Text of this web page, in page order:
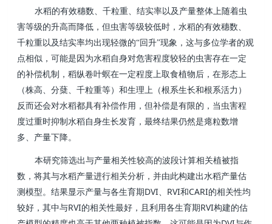
水稻的有效穗数、千粒重、结实率以及产量整体上随着虫
害等级的升高而降低，但虫害等级较低时，水稻的有效穗数、
千粒重以及结实率均出现轻微的“回升”现象，这与多位学者的观
点相似，可能是因为水稻自身对危害程度较轻的虫害存在一定
的补偿机制，稻纵卷叶螟在一定程度上取食植物后，在形态上
（株高、分蘖、千粒重等）和生理上（根系生长和根系活力）
反而还会对水稻都具有补偿作用，但补偿是有限的，当虫害程
度过重时抑制水稻自身生长发育，最终结果仍然是瘪粒数增
多、产量下降。
本研究筛选出与产量相关性较高的波段计算相关植被指
数，将其与水稻产量进行相关分析，并由此构建出水稻产量估
测模型。结果显示产量与各生育期DVI RVI和CARI的相关性均
较好，其中与RVI的相关性最好，且利用各生育期RVI构建的估